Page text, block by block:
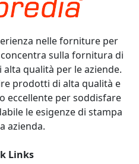
nelle forniture per
sulla fornitura di
qualità per le aziende.
prodotti di alta qualità e
eccellente per soddisfare
le esigenze di stampa
azienda.
Links